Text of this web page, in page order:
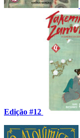
Edição #12